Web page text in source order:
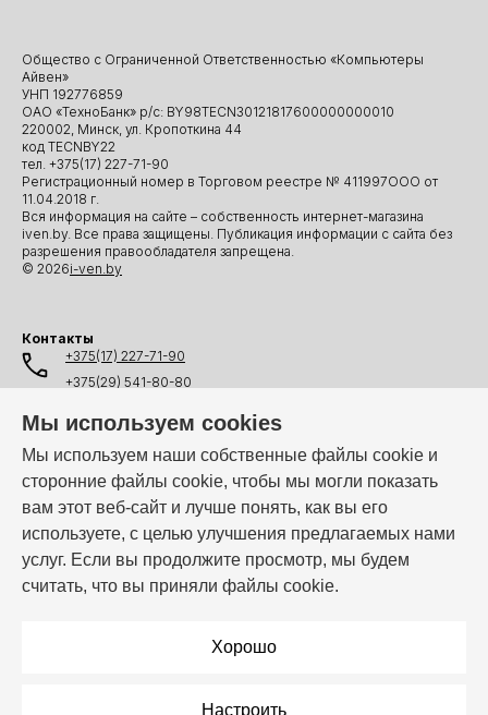
Мы используем cookies
Мы используем наши собственные файлы cookie и
сторонние файлы cookie, чтобы мы могли показать
вам этот веб-сайт и лучше понять, как вы его
используете, с целью улучшения предлагаемых нами
услуг. Если вы продолжите просмотр, мы будем
считать, что вы приняли файлы cookie.
Хорошо
Настроить
Общество с Ограниченной Ответственностью «Компьютеры
Айвен»
УНП 192776859
ОАО «ТехноБанк» р/с: BY98TECN30121817600000000010
220002, Минск, ул. Кропоткина 44
код TECNBY22
тел. +375(17) 227-71-90
Регистрационный номер в Торговом реестре № 411997ООО от
11.04.2018 г.
Вся информация на сайте – собственность интернет-магазина
iven.by. Все права защищены. Публикация информации с сайта без
разрешения правообладателя запрещена.
© 2026i-ven.by
Контакты
+375(17) 227-71-90
+375(29) 541-80-80
+375(44) 541-80-80
info@i-ven.by
Мы в мессенджерах:
Режим работы: Пн–Пт: 10:00 – 19:00